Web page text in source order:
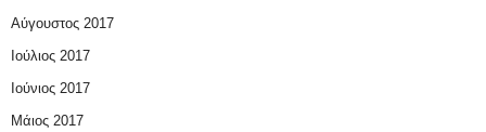
Αύγουστος 2017
Ιούλιος 2017
Ιούνιος 2017
Μάιος 2017